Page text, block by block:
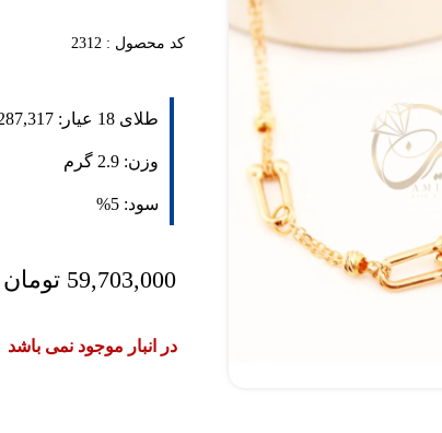
کد محصول : 2312
طلای 18 عیار:
وزن: 2.9 گرم
سود: 5%
59,703,000 تومان
در انبار موجود نمی باشد